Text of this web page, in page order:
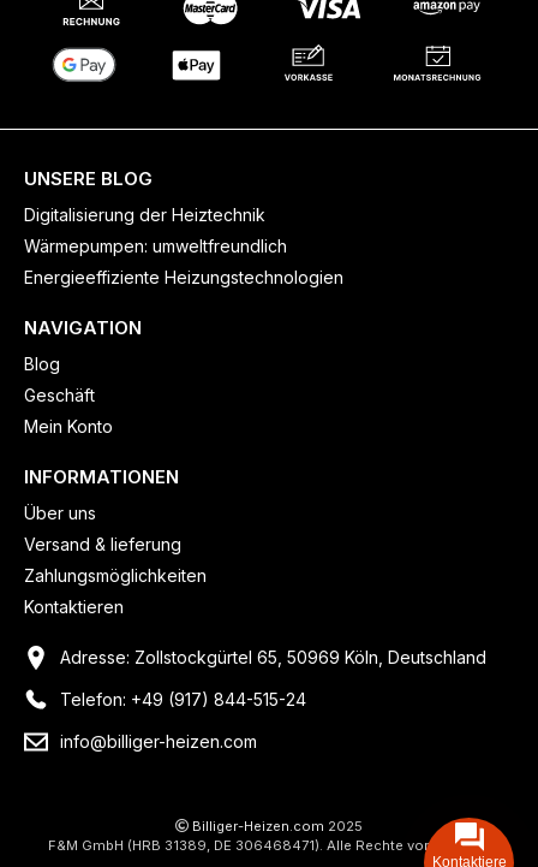
UNSERE BLOG
Digitalisierung der Heiztechnik
Wärmepumpen: umweltfreundlich
Energieeffiziente Heizungstechnologien
NAVIGATION
Blog
Geschäft
Mein Konto
INFORMATIONEN
Über uns
Versand & lieferung
Zahlungsmöglichkeiten
Kontaktieren
Adresse: Zollstockgürtel 65, 50969 Köln, Deutschland
Telefon: +49 (917) 844-515-24
info@billiger-heizen.com
Billiger-Heizen.com 2025
F&M GmbH (HRB 31389, DE 306468471). Alle Rechte vorbehalten.
Kontaktiere